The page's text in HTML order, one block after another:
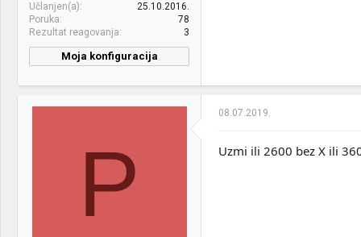
Učlanjen(a)
25.10.2016.
Poruka
78
Rezultat reagovanja
3
Moja konfiguracija
P
08.07.2019.
Uzmi ili 2600 bez X ili